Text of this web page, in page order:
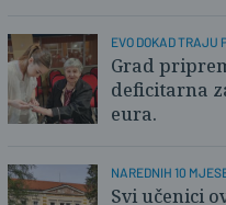
SB
EVO DOKAD TRAJU
Grad
deficitarna
eura.
NAREDNIH 10
Svi učenici